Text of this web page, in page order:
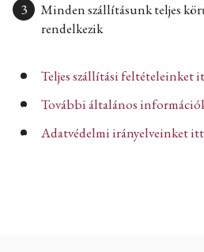
Minden szállításunk teljes
rendelkezik
Teljes szállítási feltételeinket
További általános
Adatvédelmi irányelveinket itt